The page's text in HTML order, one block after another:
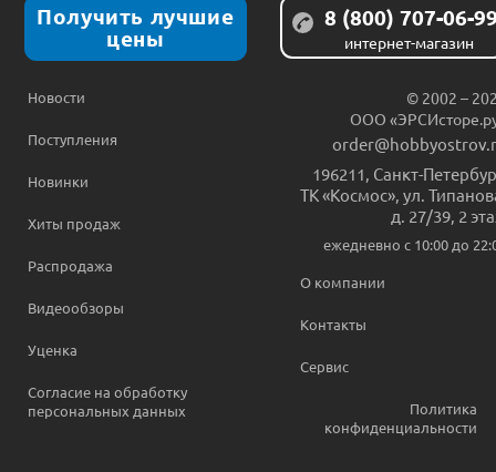
Получить лучшие
цены
8 (800) 707-06-
интернет-магазин
Новости
Поступления
Новинки
Хиты продаж
Распродажа
Видеообзоры
Уценка
Согласие на обработку
персональных данных
© 2002 –
ООО
196211 Санкт-
ТК «Космос», ул.
д. 27/39, 2
ежедневно c 10:00 до
О компании
Контакты
Сервис
Политика
конфиденциальности